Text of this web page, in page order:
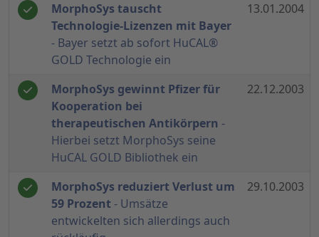
MorphoSys tauscht
Technologie-Lizenzen mit Bayer
- Bayer setzt ab sofort HuCAL®
GOLD Technologie ein
13.01.2004
MorphoSys gewinnt Pfizer für
Kooperation bei
therapeutischen Antikörpern -
Hierbei setzt MorphoSys seine
HuCAL GOLD Bibliothek ein
22.12.2003
MorphoSys reduziert Verlust um
59 Prozent- Umsätze
entwickelten sich allerdings auch
29.10.2003